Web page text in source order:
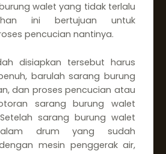
walet yang tidak terlalu
ini bertujuan untuk
pencucian nantinya.
disiapkan tersebut harus
barulah sarang burung
dan proses pencucian atau
sarang burung walet
sarang burung walet
drum yang sudah
mesin penggerak air,